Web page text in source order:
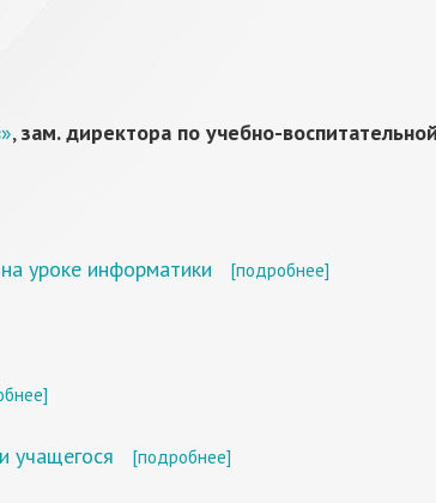
,зам. директора по учебно-
уроке информатики [подробнее]
учащегося [подробнее]